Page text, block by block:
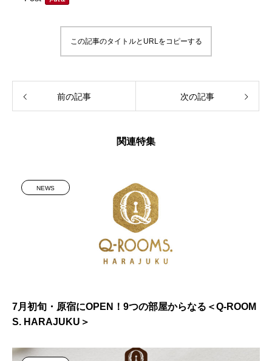
この記事のタイトルとURLをコピーする
前の記事 次の記事
関連特集
NEWS
7月初旬・原宿にOPEN！9つの部屋からなる＜Q-ROOM
S. HARAJUKU＞